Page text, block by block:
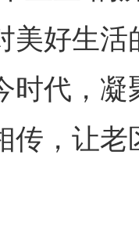
美好生
时代，
传，让